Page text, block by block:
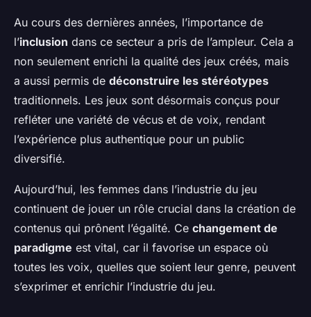
Au cours des dernières années, l’importance de
l’inclusion dans ce secteur a pris de l’ampleur. Cela a
non seulement enrichi la qualité des jeux créés, mais
a aussi permis de déconstruire les stéréotypes
traditionnels. Les jeux sont désormais conçus pour
refléter une variété de vécus et de voix, rendant
l’expérience plus authentique pour un public
diversifié.
Aujourd’hui, les femmes dans l’industrie du jeu
continuent de jouer un rôle crucial dans la création de
contenus qui prônent l’égalité. Ce changement de
paradigme est vital, car il favorise un espace où
toutes les voix, quelles que soient leur genre, peuvent
s’exprimer et enrichir l’industrie du jeu.